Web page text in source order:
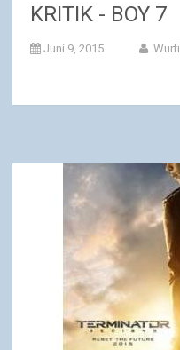
KRITIK - BOY 7
Juni 9, 2015 Wurfi